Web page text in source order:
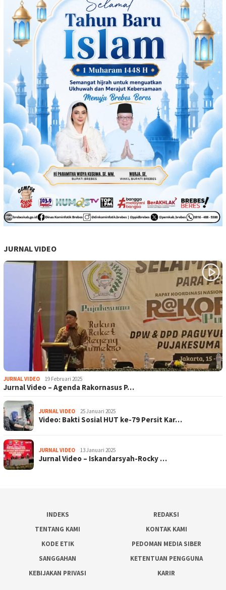
JURNAL VIDEO
JURNAL VIDEO 19 Februari 2025
Jurnal Video – Agenda Rakornasus P…
JURNAL VIDEO 25 Januari 2025
Video: Bakti Sosial HUT ke-79 Persit Kar…
JURNAL VIDEO 13 Januari 2025
Jurnal Video – Iskandarsyah-Rocky …
INDEKS
REDAKSI
TENTANG KAMI
KONTAK KAMI
KODE ETIK
PEDOMAN MEDIA SIBER
SANGGAHAN
KETENTUAN PENGGUNA
KEBIJAKAN PRIVASI
KARIR